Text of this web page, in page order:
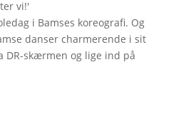
vi!'
i Bamses koreografi. Og
danser charmerende i sit
DR-skærmen og lige ind på